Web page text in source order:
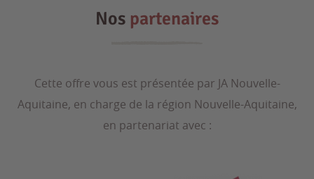
Nos partenaires
Cette offre vous est présentée par JA Nouvelle-
Aquitaine, en charge de la région Nouvelle-Aquitaine,
en partenariat avec :